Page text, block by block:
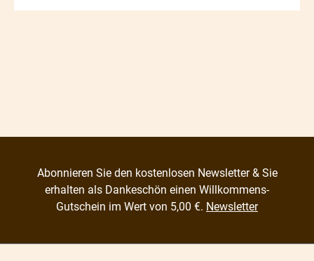
Abonnieren Sie den kostenlosen Newsletter & Sie
erhalten als Dankeschön einen Willkommens-
Gutschein im Wert von 5,00 €. Newsletter